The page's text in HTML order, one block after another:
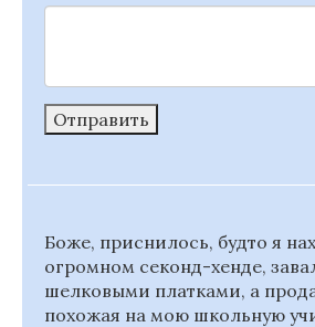
Отправить
Боже, приснилось, будто я
огромном секонд-хенде,
шелковыми платками, а
похожая на мою школьную